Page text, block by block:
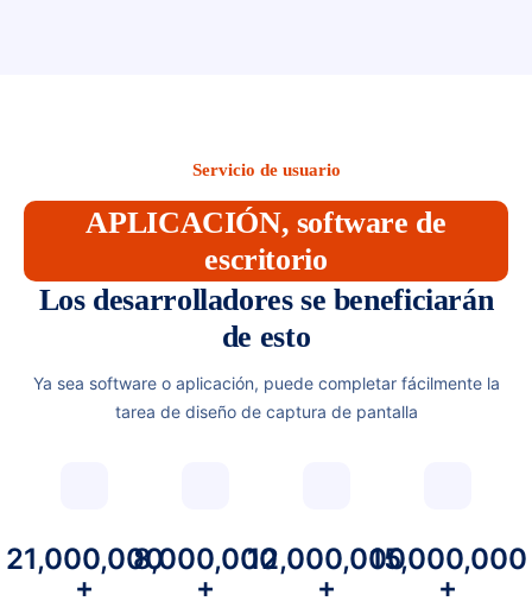
Servicio de usuario
APLICACIÓN, software de
escritorio
Los desarrolladores se beneficiarán
de esto
Ya sea software o aplicación, puede completar fácilmente la
tarea de diseño de captura de pantalla
21,000,000
+
8,000,000
+
12,000,000
+
15,000,000
+